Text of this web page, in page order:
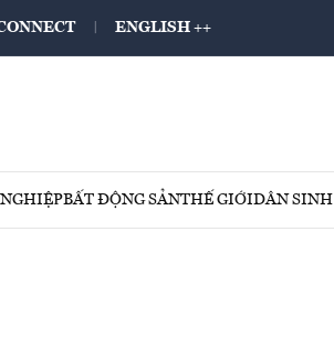
ENGLISH ++
BẤT ĐỘNG SẢNTHẾ GIỚIDÂN SINH